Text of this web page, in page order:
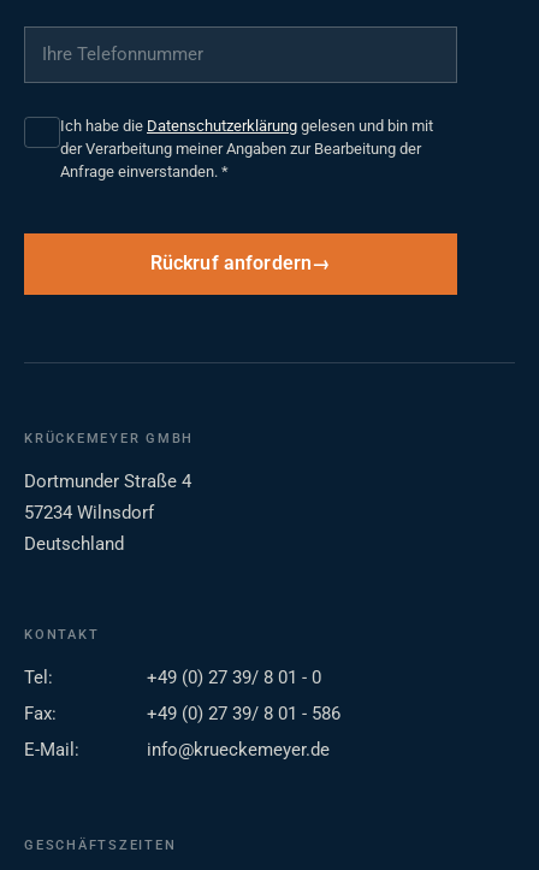
Ihre Telefonnummer
Ich habe die Datenschutzerklärung gelesen und bin mit
der Verarbeitung meiner Angaben zur Bearbeitung der
Anfrage einverstanden. *
Rückruf anfordern
KRÜCKEMEYER GMBH
Dortmunder Straße 4
57234 Wilnsdorf
Deutschland
KONTAKT
Tel:
+49 (0) 27 39/ 8 01 - 0
Fax:
+49 (0) 27 39/ 8 01 - 586
E-Mail:
info@krueckemeyer.de
GESCHÄFTSZEITEN